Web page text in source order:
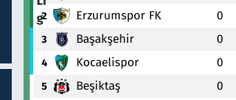
2 Erzurumspor FK 0
3 Başakşehir 0
4 Kocaelispor 0
5 Beşiktaş 0